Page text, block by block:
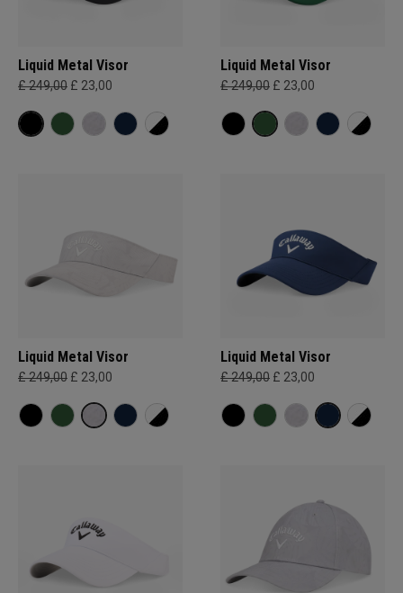
Liquid Metal Visor
£ 249,00 £ 23,00
Liquid Metal Visor
£ 249,00 £ 23,00
Liquid Metal Visor
£ 249,00 £ 23,00
Liquid Metal Visor
£ 249,00 £ 23,00